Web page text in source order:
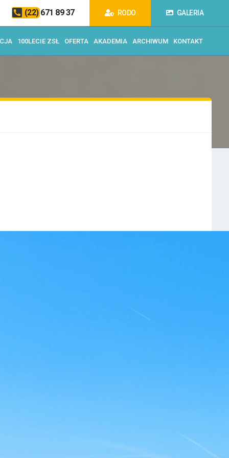
(22) 671 89 37 RODO GALERIA
100LECIE ZSŁ OFERTA AKADEMIA ARCHIWUM KONTAKT